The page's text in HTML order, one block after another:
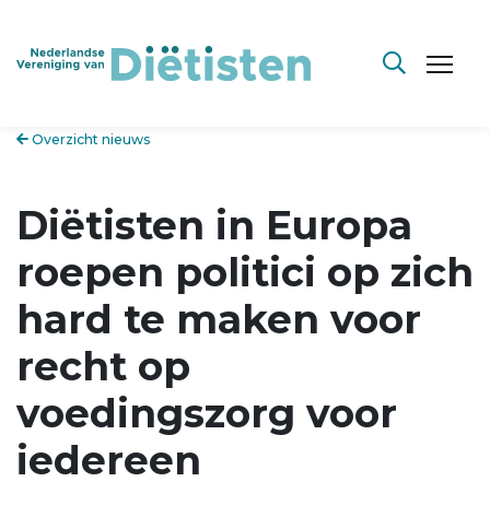
Overzicht nieuws
Diëtisten in Europa
roepen politici op zich
hard te maken voor
recht op
voedingszorg voor
iedereen